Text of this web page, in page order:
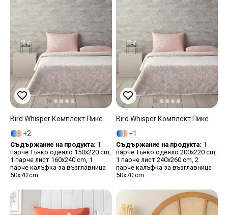
2
Съдържание на продукта: 1
парче Тънко одеяло 150x220 cm,
1 парче лист 160x240 cm, 1
парче калъфка за възглавница
50x70 cm
1
Съдържание на продукта: 1
парче Тънко одеяло 200x220 cm,
1 парче лист 240x260 cm, 2
парче калъфка за възглавница
50x70 cm